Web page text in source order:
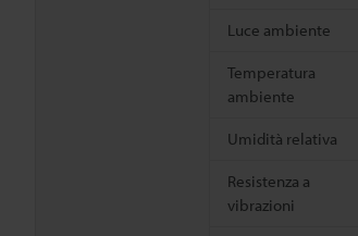
Luce ambiente
Temperatura
ambiente
Umidità relativa
Resistenza a
vibrazioni